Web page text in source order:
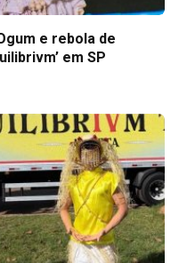
e rebola de
em SP